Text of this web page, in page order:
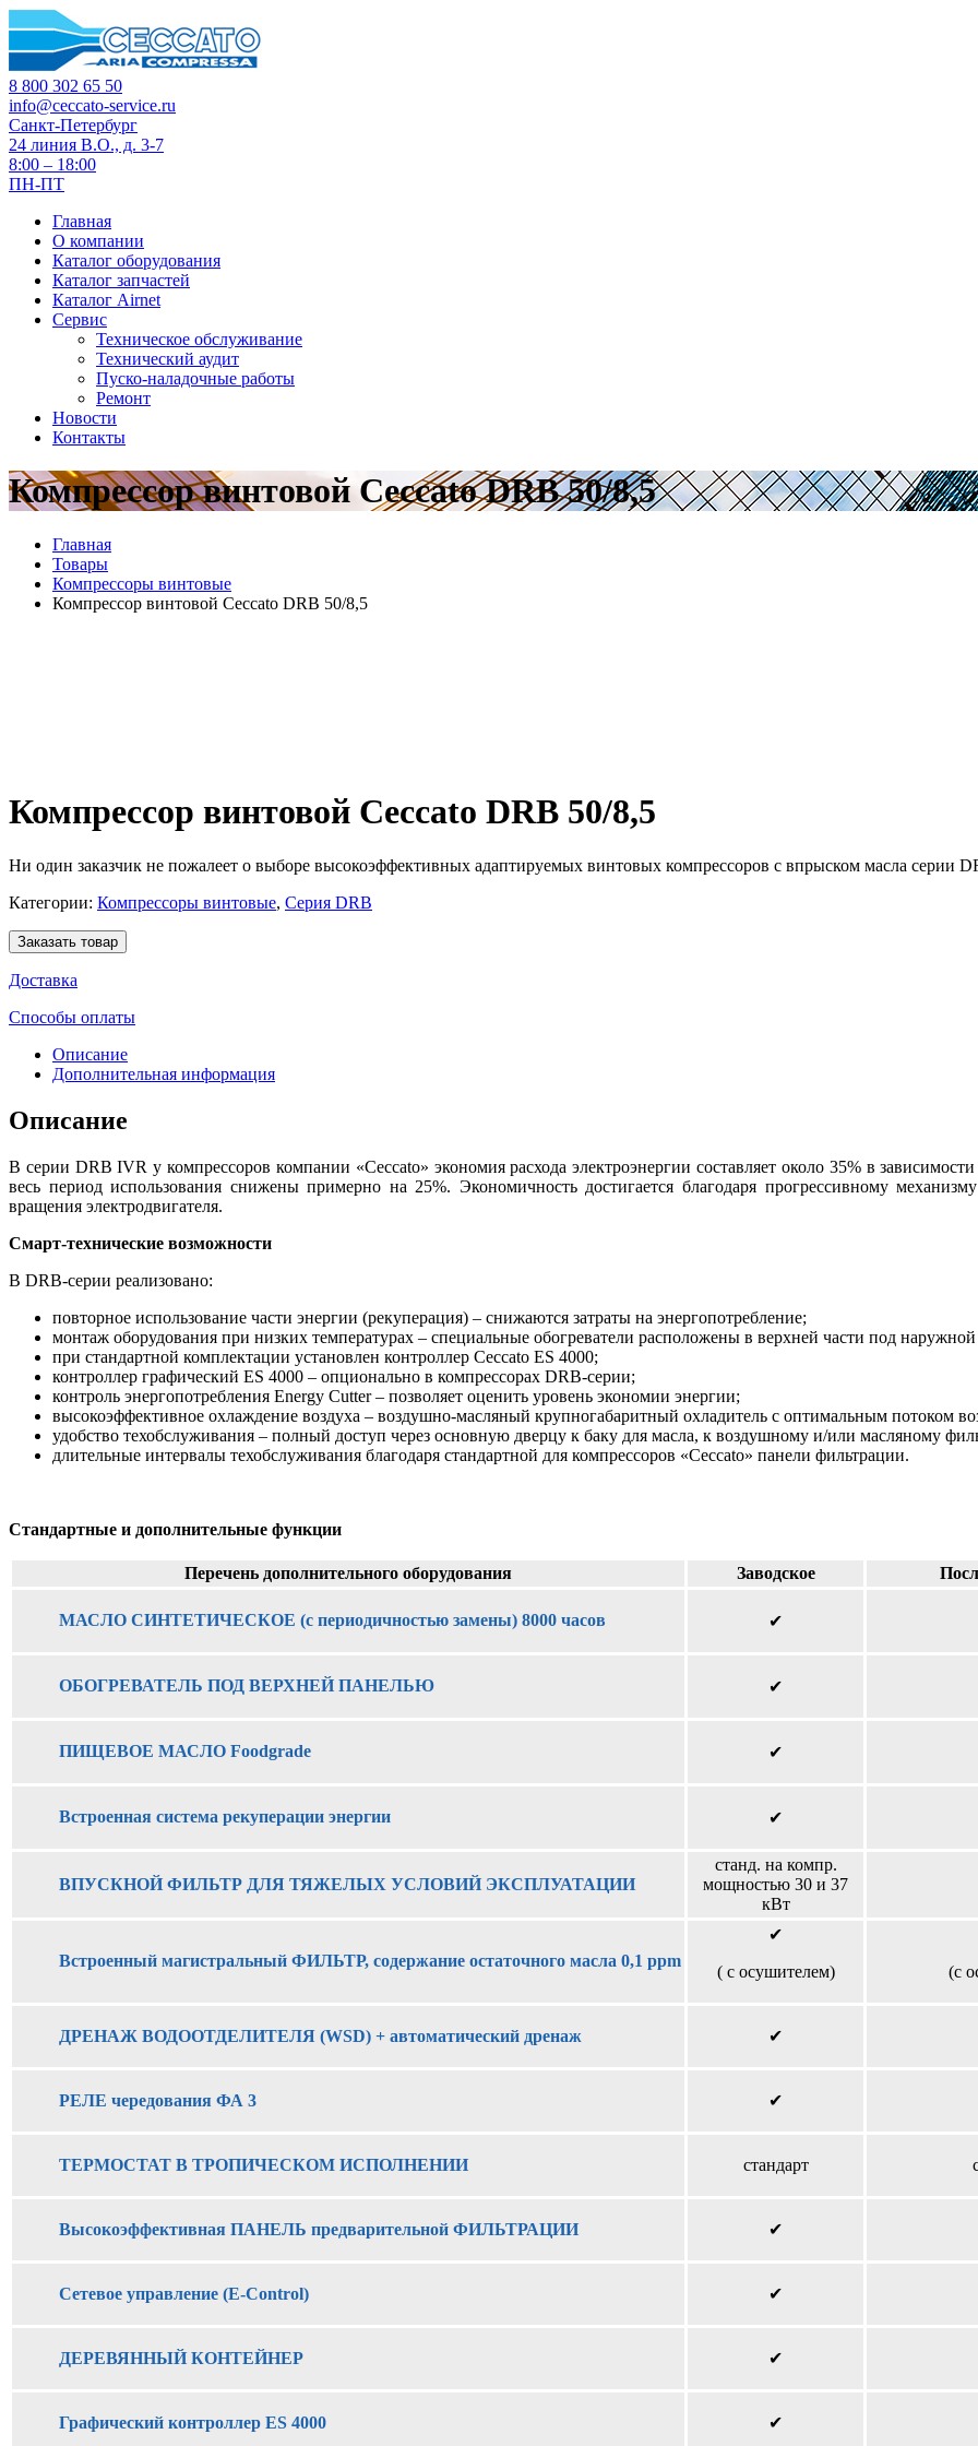
8 800 302 65 50
info@ceccato-service.ru
Санкт-Петербург
24 линия В.О., д. 3-7
8:00 – 18:00
ПН-ПТ
Главная
О компании
Каталог оборудования
Каталог запчастей
Каталог Airnet
Сервис
Техническое обслуживание
Технический аудит
Пуско-наладочные работы
Ремонт
Новости
Контакты
Компрессор винтовой Ceccato DRB 50/8,5
Главная
Товары
Компрессоры винтовые
Компрессор винтовой Ceccato DRB 50/8,5
Компрессор винтовой Ceccato DRB 50/8,5
Ни один заказчик не пожалеет о выборе высокоэффективных адаптируемых винтовых компрессоров с впрыском масла серии
Категории: Компрессоры винтовые, Серия DRB
Заказать товар
Доставка
Способы оплаты
Описание
Дополнительная информация
Описание
В серии DRB IVR у компрессоров компании «Ceccato» экономия расхода электроэнергии составляет около 35% в
весь период использования снижены примерно на 25%. Экономичность достигается благодаря прогрессивному
вращения электродвигателя.
Смарт-технические возможности
В DRB-серии реализовано:
повторное использование части энергии (рекуперация) – снижаются затраты на энергопотребление;
монтаж оборудования при низких температурах – специальные обогреватели расположены в верхней части под
при стандартной комплектации установлен контроллер Ceccato ES 4000;
контроллер графический ES 4000 – опционально в компрессорах DRB-серии;
контроль энергопотребления Energy Cutter – позволяет оценить уровень экономии энергии;
высокоэффективное охлаждение воздуха – воздушно-масляный крупногабаритный охладитель с оптимальным потоком
удобство техобслуживания – полный доступ через основную дверцу к баку для масла, к воздушному и/или масляному
длительные интервалы техобслуживания благодаря стандартной для компрессоров «Ceccato» панели фильтрации.
Стандартные и дополнительные функции
Перечень дополнительного оборудования Заводское
МАСЛО СИНТЕТИЧЕСКОЕ (с периодичностью замены) 8000 часов ✔
ОБОГРЕВАТЕЛЬ ПОД ВЕРХНЕЙ ПАНЕЛЬЮ ✔
ПИЩЕВОЕ МАСЛО Foodgrade ✔
Встроенная система рекуперации энергии ✔
ВПУСКНОЙ ФИЛЬТР ДЛЯ ТЯЖЕЛЫХ УСЛОВИЙ ЭКСПЛУАТАЦИИ
станд. на компр.
мощностью 30 и 37
кВт
Встроенный магистральный ФИЛЬТР, содержание остаточного масла 0,1 ppm
✔
( с осушителем)
(с
ДРЕНАЖ ВОДООТДЕЛИТЕЛЯ (WSD) + автоматический дренаж ✔
РЕЛЕ чередования ФА 3 ✔
ТЕРМОСТАТ В ТРОПИЧЕСКОМ ИСПОЛНЕНИИ стандарт
Высокоэффективная ПАНЕЛЬ предварительной ФИЛЬТРАЦИИ ✔
Сетевое управление (E-Control) ✔
ДЕРЕВЯННЫЙ КОНТЕЙНЕР ✔
Графический контроллер ES 4000 ✔